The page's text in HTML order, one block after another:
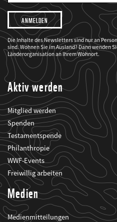
Adresse
Ich
möchte,
dass
der
WWF
mich
über
seine
Projekte
informiert.
Die Inhalte des Newsletters sind nur an
sind. Wohnen Sie im Ausland? Dann wenden
Länderorganisation an Ihrem Wohnort.
Aktiv werden
Mitglied werden
Spenden
Testamentspende
Philanthropie
WWF-Events
Freiwillig arbeiten
Medien
Medienmitteilungen